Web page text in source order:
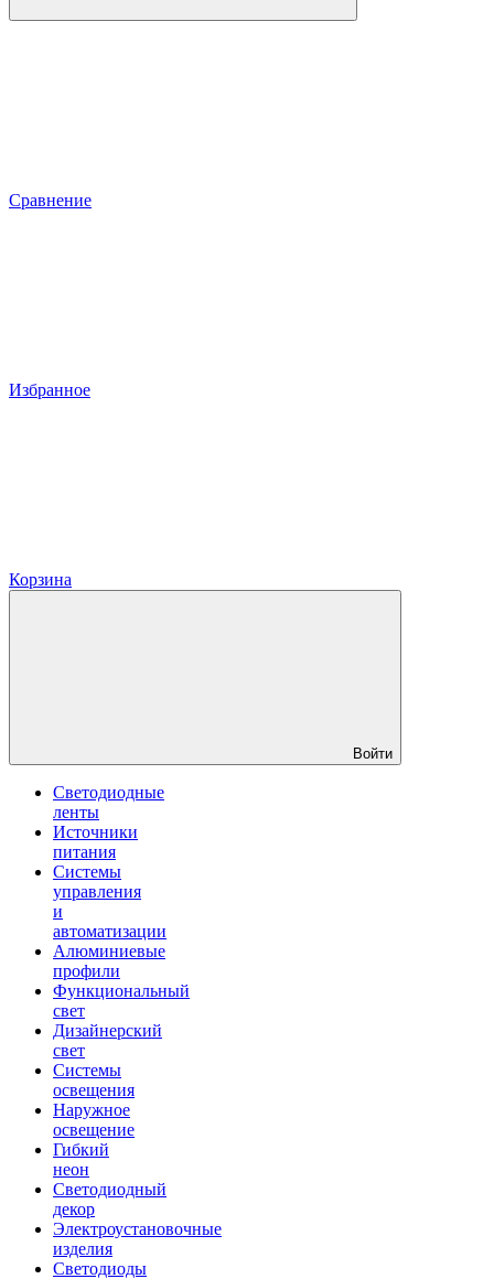
Сравнение
Избранное
Корзина
Войти
Светодиодные
ленты
Источники
питания
Системы
управления
и
автоматизации
Алюминиевые
профили
Функциональный
свет
Дизайнерский
свет
Системы
освещения
Наружное
освещение
Гибкий
неон
Светодиодный
декор
Электроустановочные
изделия
Светодиоды